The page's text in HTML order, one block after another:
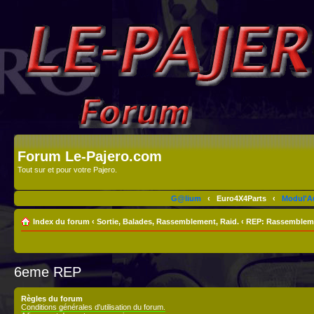
Forum Le-Pajero.com
Tout sur et pour votre Pajero.
G@lium ‹ Euro4X4Parts ‹
Index du forum ‹ Sortie, Balades, Rassemblement, Raid. ‹ REP:
6eme REP
Règles du forum
Conditions générales d'utilisation du forum.